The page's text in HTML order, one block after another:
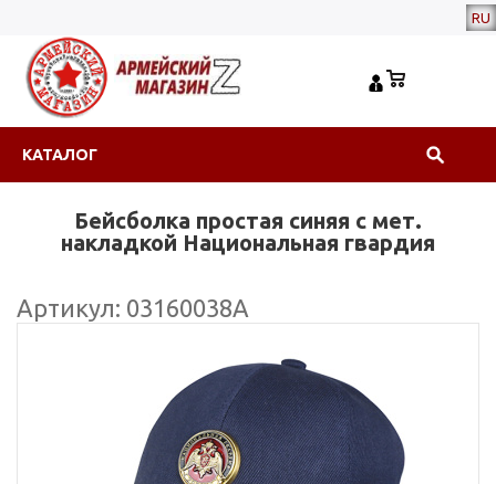
RU
КАТАЛОГ
Бейсболка простая синяя с мет.
накладкой Национальная гвардия
Артикул: 03160038А